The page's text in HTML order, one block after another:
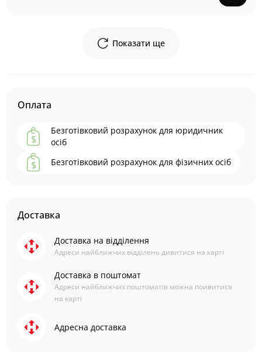
Показати ще
Оплата
Безготівковий розрахунок для юридичник
осіб
Безготівковий розрахунок для фізичних осіб
Доставка
Доставка на відділення
Адреси найближчих відділень дивитися на карті
Доставка в поштомат
Адреси найближчих поштоматів можна поивитися
на карті
Адресна доставка